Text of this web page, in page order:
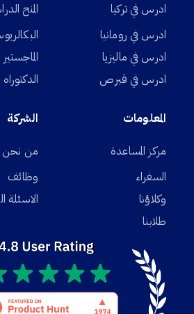
ادرس في تركيا
ادرس في رومانيا
ادرس في ماليزيا
ادرس في قبرص
المنح
الماجستير
الدكتوراه
المعلومات
مركز المساعدة
السفراء
وكلاؤنا
طلابنا
الشركة
من نحن
وظائف
الاسئلة